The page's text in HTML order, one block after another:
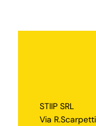
STIIP SRL
Via